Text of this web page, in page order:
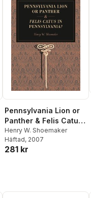
Pennsylvania Lion or
Panther & Felis Catus
in Pennsylvania?
Henry W. Shoemaker
Häftad, 2007
281 kr